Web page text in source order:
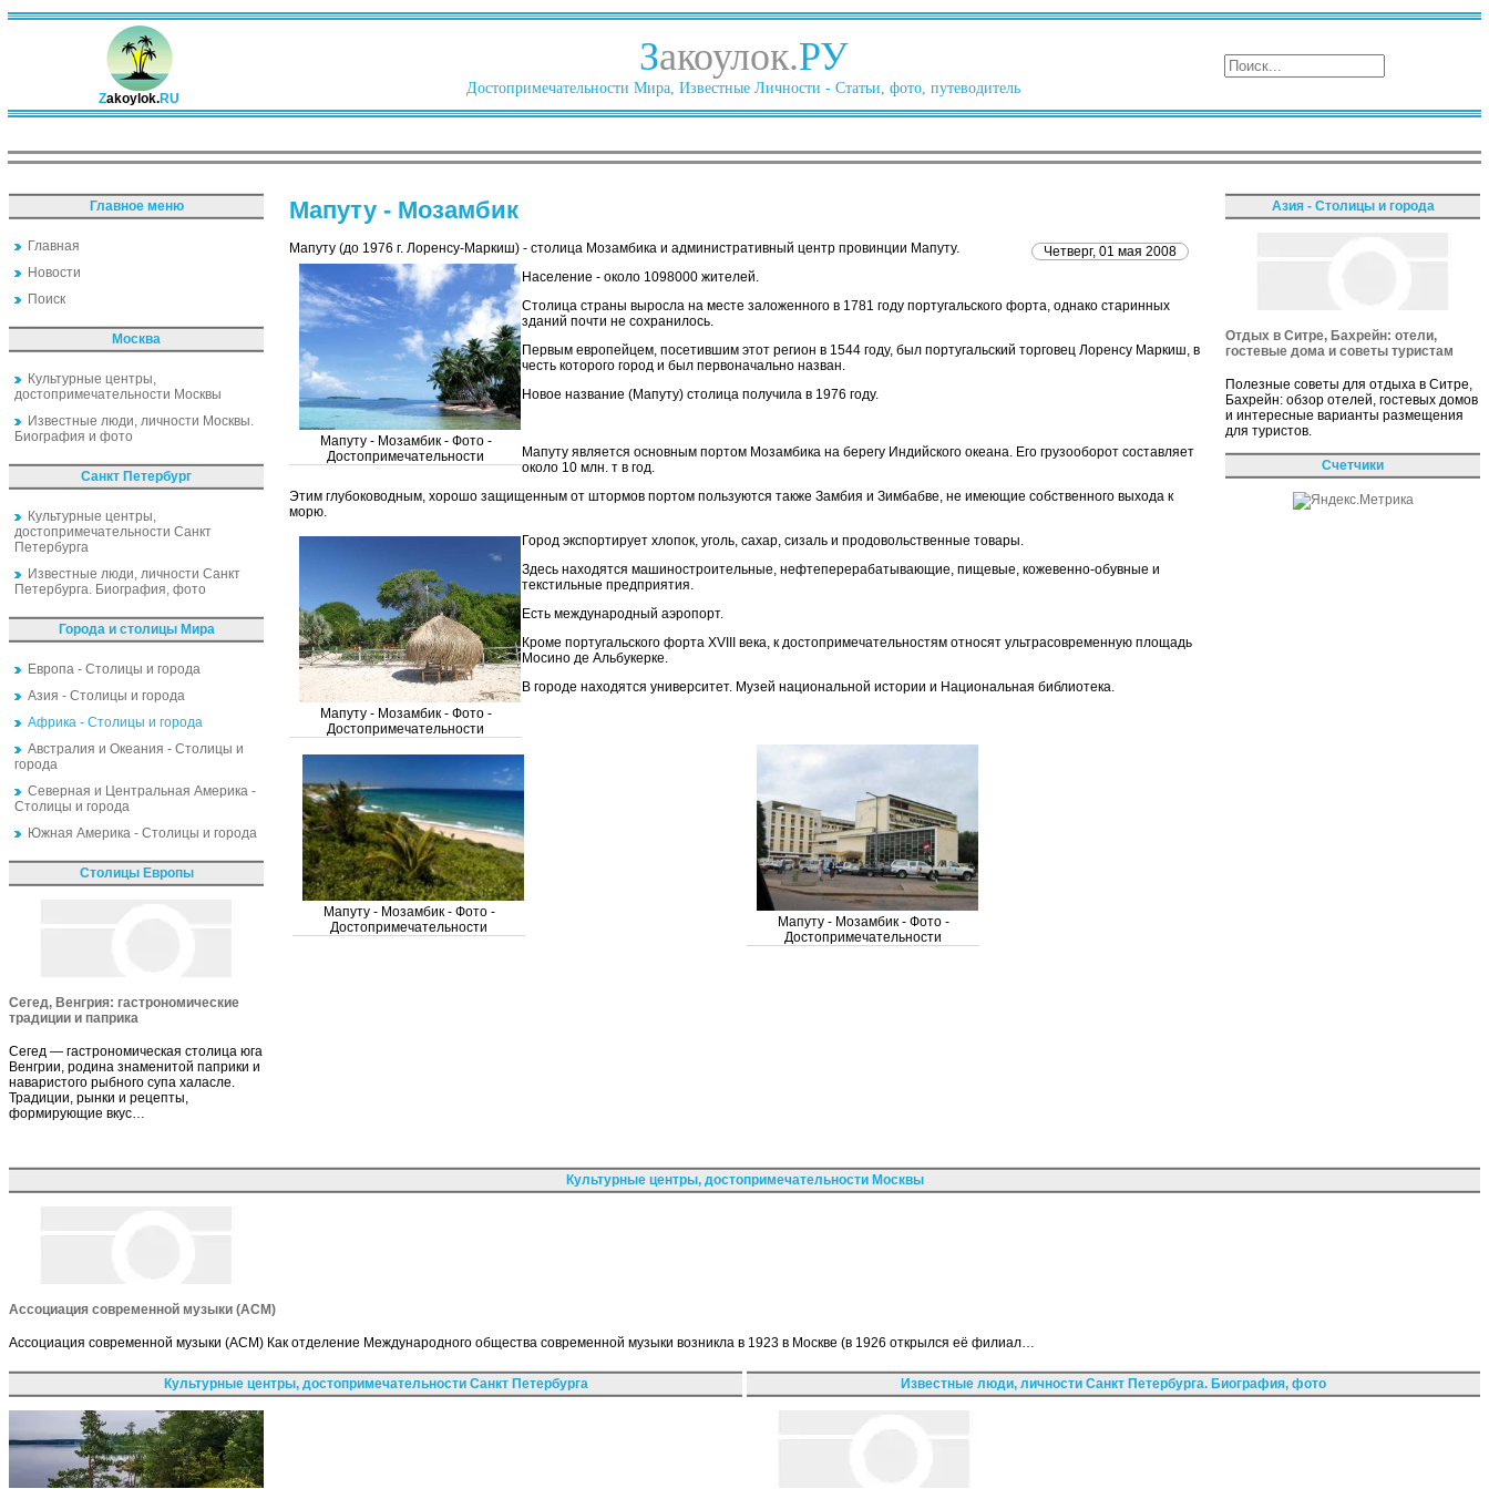
Zakoylok.RU
Закоулок.РУ
Достопримечательности Мира, Известные Личности - Статьи, фото, путеводитель
Главное меню
Главная
Новости
Поиск
Москва
Культурные центры,
достопримечательности Москвы
Известные люди, личности Москвы.
Биография и фото
Санкт Петербург
Культурные центры,
достопримечательности Санкт
Петербурга
Известные люди, личности Санкт
Петербурга. Биография, фото
Города и столицы Мира
Европа - Столицы и города
Азия - Столицы и города
Африка - Столицы и города
Австралия и Океания - Столицы и
города
Северная и Центральная Америка -
Столицы и города
Южная Америка - Столицы и города
Столицы Европы
Сегед, Венгрия: гастрономические
традиции и паприка
Сегед — гастрономическая столица юга
Венгрии, родина знаменитой паприки и
наваристого рыбного супа халасле.
Традиции, рынки и рецепты,
формирующие вкус…
Мапуту - Мозамбик
Четверг, 01 мая 2008
Мапуту - Мозамбик - Фото -
Достопримечательности
Мапуту (до 1976 г. Лоренсу-Маркиш) - столица Мозамбика и административный центр провинции Мапуту.
Население - около 1098000 жителей.
Столица страны выросла на месте заложенного в 1781 году португальского форта, однако старинных
зданий почти не сохранилось.
Первым европейцем, посетившим этот регион в 1544 году, был португальский торговец Лоренсу Маркиш, в
честь которого город и был первоначально назван.
Новое название (Мапуту) столица получила в 1976 году.
Мапуту является основным портом Мозамбика на берегу Индийского океана. Его грузооборот составляет
около 10 млн. т в год.
Этим глубоководным, хорошо защищенным от штормов портом пользуются также Замбия и Зимбабве, не имеющие собственного выхода к
морю.
Мапуту - Мозамбик - Фото -
Достопримечательности
Город экспортирует хлопок, уголь, сахар, сизаль и продовольственные товары.
Здесь находятся машиностроительные, нефтеперерабатывающие, пищевые, кожевенно-обувные и
текстильные предприятия.
Есть международный аэропорт.
Кроме португальского форта XVIII века, к достопримечательностям относят ультрасовременную площадь
Мосино де Альбукерке.
В городе находятся университет. Музей национальной истории и Национальная библиотека.
Мапуту - Мозамбик - Фото -
Достопримечательности
Мапуту - Мозамбик - Фото -
Достопримечательности
Азия - Столицы и города
Отдых в Ситре, Бахрейн: отели,
гостевые дома и советы туристам
Полезные советы для отдыха в Ситре,
Бахрейн: обзор отелей, гостевых домов
и интересные варианты размещения
для туристов.
Счетчики
Культурные центры, достопримечательности Москвы
Ассоциация современной музыки (АСМ)
Ассоциация современной музыки (АСМ) Как отделение Международного общества современной музыки возникла в 1923 в Москве (в 1926 открылся её филиал…
Культурные центры, достопримечательности Санкт Петербурга Известные люди, личности Санкт Петербурга. Биография, фото